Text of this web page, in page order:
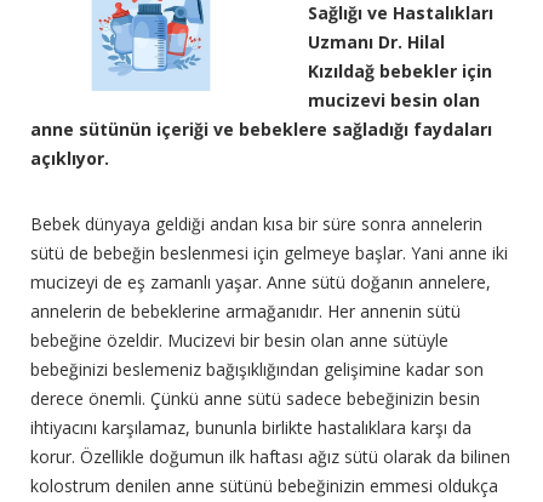
Sağlığı ve Hastalıkları
Uzmanı Dr. Hilal
Kızıldağ bebekler için
mucizevi besin olan
anne sütünün içeriği ve bebeklere sağladığı faydaları
açıklıyor.
Bebek dünyaya geldiği andan kısa bir süre sonra annelerin
sütü de bebeğin beslenmesi için gelmeye başlar. Yani anne iki
mucizeyi de eş zamanlı yaşar. Anne sütü doğanın annelere,
annelerin de bebeklerine armağanıdır. Her annenin sütü
bebeğine özeldir. Mucizevi bir besin olan anne sütüyle
bebeğinizi beslemeniz bağışıklığından gelişimine kadar son
derece önemli. Çünkü anne sütü sadece bebeğinizin besin
ihtiyacını karşılamaz, bununla birlikte hastalıklara karşı da
korur. Özellikle doğumun ilk haftası ağız sütü olarak da bilinen
kolostrum denilen anne sütünü bebeğinizin emmesi oldukça